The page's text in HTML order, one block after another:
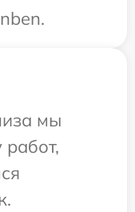
мы
работ,